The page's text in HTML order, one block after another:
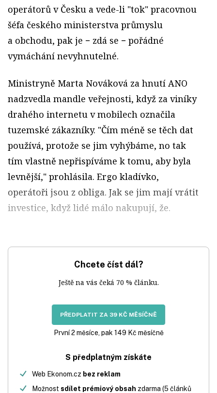
operátorů v Česku a vede-li "tok" pracovnou
šéfa českého ministerstva průmyslu
a obchodu, pak je − zdá se − pořádné
vymáchání nevyhnutelné.
Ministryně Marta Nováková za hnutí ANO
nadzvedla mandle veřejnosti, když za viníky
drahého internetu v mobilech označila
tuzemské zákazníky. "Čím méně se těch dat
používá, protože se jim vyhýbáme, no tak
tím vlastně nepřispíváme k tomu, aby byla
levnější," prohlásila. Ergo kladívko,
operátoři jsou z obliga. Jak se jim mají vrátit
investice, když lidé málo nakupují, že.
Chcete číst dál?
Ještě na vás čeká 70 % článku.
PŘEDPLATIT ZA 39 KČ MĚSÍČNĚ
První 2 měsíce, pak 149 Kč měsíčně
S předplatným získáte
Web Ekonom.cz bez reklam
Možnost sdílet prémiový obsah zdarma (5 článků